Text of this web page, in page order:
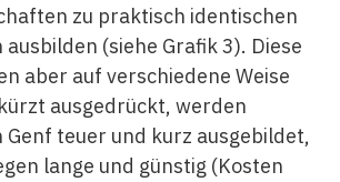
zu praktisch identischen
(siehe Grafik 3). Diese
aber auf verschiedene Weise
ausgedrückt, werden
Genf teuer und kurz ausgebildet,
lange und günstig (Kosten